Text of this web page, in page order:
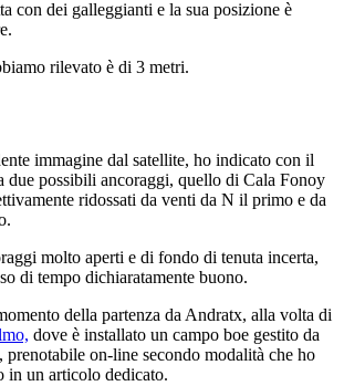
con dei galleggianti e la sua posizione è
rilevato è di 3 metri.
immagine dal satellite, ho indicato con il
due possibili ancoraggi, quello di Cala Fonoy
ridossati da venti da N il primo e da
molto aperti e di fondo di tenuta incerta,
di tempo dichiaratamente buono.
della partenza da Andratx, alla volta di
dove è installato un campo boe gestito da
, prenotabile on-line secondo modalità che ho
in un articolo dedicato.